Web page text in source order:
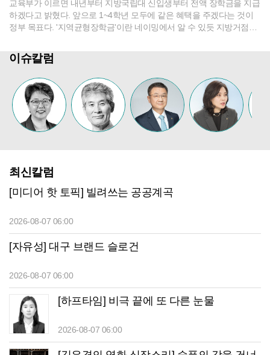
교육부가 이르면 내년부터 지방국립대 신입생부터 전액 장학금을 지급
하겠다고 밝혔다. 앞으로 1~4학년 모두에 같은 혜택을 주겠다는 것이
정부 목표다. '지역균형장학금'이란 네이밍에서 알 수 있듯 지방거점대
경북 지역에선 경북대와 금오공대, 국립경국대 등 3개 대학이 혜택받게
될 것이다. 지역에서 태어나고 성장한 우수인재가 지역국립대에서 양
질의 교육을 받고 지역에 정착하는 지역인재..
이슈칼럼
최신칼럼
[미디어 핫 토픽] 빌려쓰는 공공계곡
2026-08-07 06:00
[자유성] 대구 브랜드 슬로건
2026-08-07 06:00
[하프타임] 비극 끝에 또 다른 눈물
2026-08-07 06:00